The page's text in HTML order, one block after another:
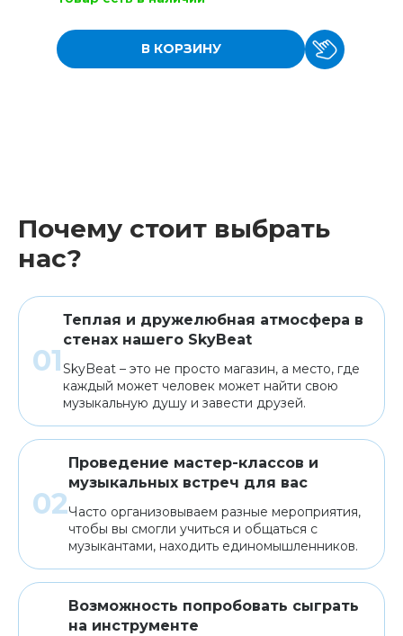
В КОРЗИНУ
Почему стоит выбрать
нас?
Теплая и дружелюбная атмосфера в
стенах нашего SkyBeat
SkyBeat – это не просто магазин, а место, где
каждый может человек может найти свою
музыкальную душу и завести друзей.
Проведение мастер-классов и
музыкальных встреч для вас
Часто организовываем разные мероприятия,
чтобы вы смогли учиться и общаться с
музыкантами, находить единомышленников.
Возможность попробовать сыграть
на инструменте